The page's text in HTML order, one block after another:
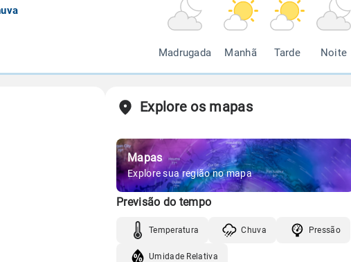
Madrugada Manhã Tarde Noite
Explore os mapas
Mapas
Explore sua região no mapa
Previsão do tempo
Temperatura Chuva Pressão
Umidade Relativa